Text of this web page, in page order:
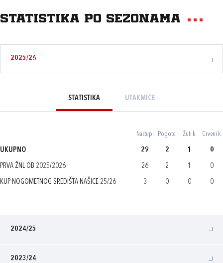
Statistika po sezonama
2025/26
STATISTIKA UTAKMICE
Nastupi Pogotci Žuti k. Crveni k.
UKUPNO 29 2 1 0
PRVA ŽNL OB 2025/2026 26 2 1 0
KUP NOGOMETNOG SREDIŠTA NAŠICE 25/26 3 0 0 0
2024/25
2023/24